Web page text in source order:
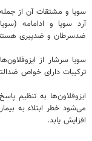
سویا و مشتقات آن از جمله
آرد سویا و ادامامه
ضدسرطان و ضدپیری
سویا سرشار از
ترکیبات دارای خواص
ایزوفلاون‌ها به تنظیم
می‌شود خطر ابتلاء به
افزایش یابد.